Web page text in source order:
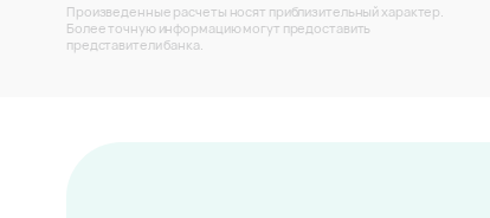
Произведенные расчеты носят приблизительный характер.
Более точную информацию могут предоставить
представители банка.